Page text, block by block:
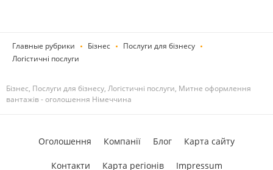
Главные рубрики Бізнес
Послуги для бізнесу
Логістичні послуги
Бізнес, Послуги для бізнесу, Логістичні послуги, Митне оформлення
вантажів - оголошення Німеччина
Оголошення Компанії Блог Карта сайту
Контакти Карта регіонів Impressum